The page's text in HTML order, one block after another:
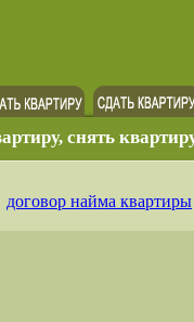
снять
договор найма квартиры